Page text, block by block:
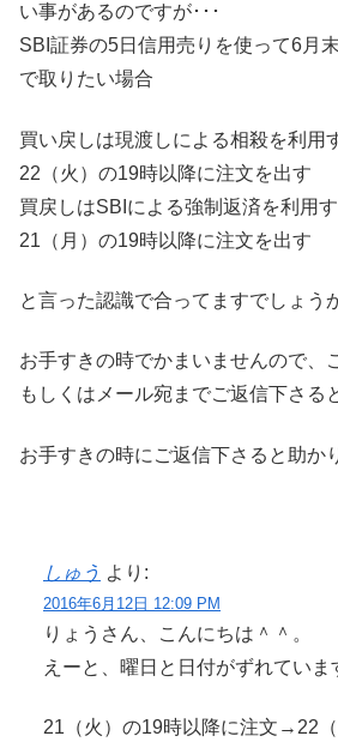
い事があるのですが･･･
SBI証券の5日信用売りを使って6月
で取りたい場合
買い戻しは現渡しによる相殺を利
22（火）の19時以降に注文を出す
買戻しはSBIによる強制返済を利用
21（月）の19時以降に注文を出す
と言った認識で合ってますでしょう
お手すきの時でかまいませんので、
もしくはメール宛までご返信下さる
お手すきの時にご返信下さると助か
しゅう より:
2016年6月12日 12:09 PM
りょうさん、こんにちは＾＾。
えーと、曜日と日付がずれていま
21（火）の19時以降に注文→22